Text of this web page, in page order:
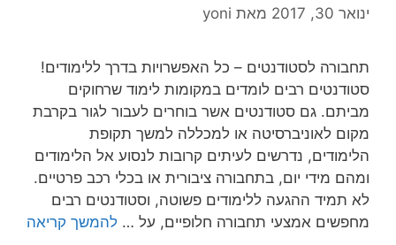
ינואר 30, 2017 מאתyoni
תחבורה לסטודנטים – כל האפשרויות בדרך ללימודים!
סטודנטים רבים לומדים במקומות לימוד שרחוקים
מביתם. גם סטודנטים אשר בוחרים לעבור לגור בקרבת
מקום לאוניברסיטה או למכללה למשך תקופת
הלימודים, נדרשים לעיתים קרובות לנסוע אל הלימודים
ומהם מידי יום, בתחבורה ציבורית או בכלי רכב פרטיים.
לא תמיד ההגעה ללימודים פשוטה, וסטודנטים רבים
מחפשים אמצעי תחבורה חלופיים, על …להמשך קריאה